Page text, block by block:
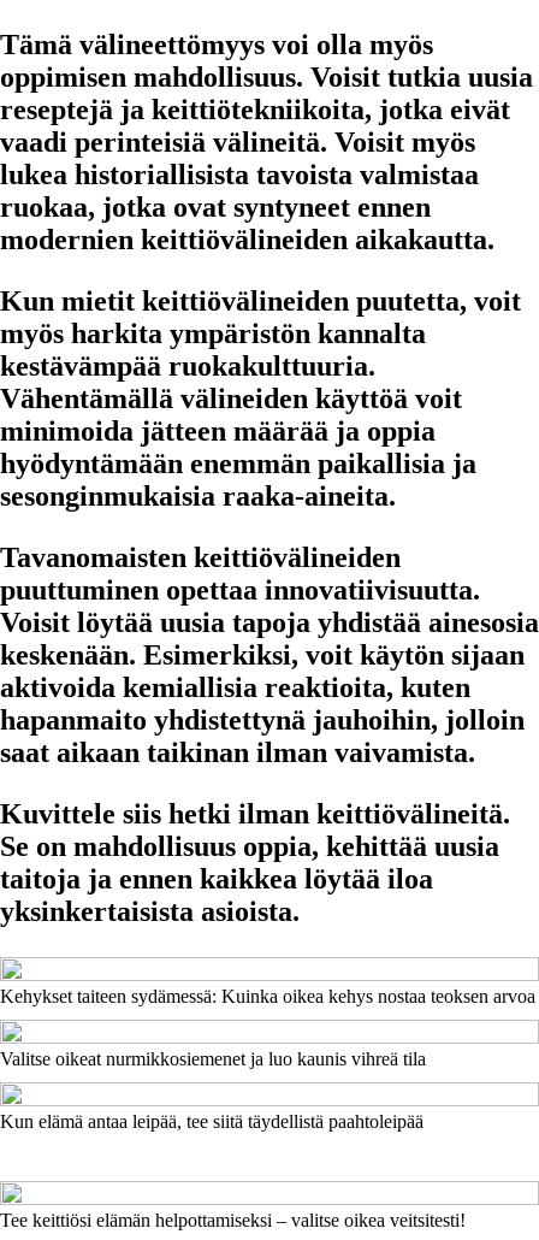
Tämä välineettömyys voi olla myös
oppimisen mahdollisuus. Voisit tutkia uusia
reseptejä ja keittiötekniikoita, jotka eivät
vaadi perinteisiä välineitä. Voisit myös
lukea historiallisista tavoista valmistaa
ruokaa, jotka ovat syntyneet ennen
modernien keittiövälineiden aikakautta.
Kun mietit keittiövälineiden puutetta, voit
myös harkita ympäristön kannalta
kestävämpää ruokakulttuuria.
Vähentämällä välineiden käyttöä voit
minimoida jätteen määrää ja oppia
hyödyntämään enemmän paikallisia ja
sesonginmukaisia raaka-aineita.
Tavanomaisten keittiövälineiden
puuttuminen opettaa innovatiivisuutta.
Voisit löytää uusia tapoja yhdistää ainesosia
keskenään. Esimerkiksi, voit käytön sijaan
aktivoida kemiallisia reaktioita, kuten
hapanmaito yhdistettynä jauhoihin, jolloin
saat aikaan taikinan ilman vaivamista.
Kuvittele siis hetki ilman keittiövälineitä.
Se on mahdollisuus oppia, kehittää uusia
taitoja ja ennen kaikkea löytää iloa
yksinkertaisista asioista.
Kehykset taiteen sydämessä: Kuinka oikea kehys nostaa teoksen arvoa
Valitse oikeat nurmikkosiemenet ja luo kaunis vihreä tila
Kun elämä antaa leipää, tee siitä täydellistä paahtoleipää
Tee keittiösi elämän helpottamiseksi – valitse oikea veitsitesti!